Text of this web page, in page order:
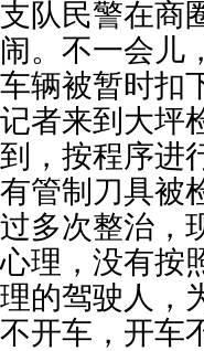
支队民警在商
闹。不一会儿
车辆被暂时扣
记者来到大坪
到，按程序进
有管制刀具被
过多次整治，
心理，没有按
理的驾驶人，
不开车，开车